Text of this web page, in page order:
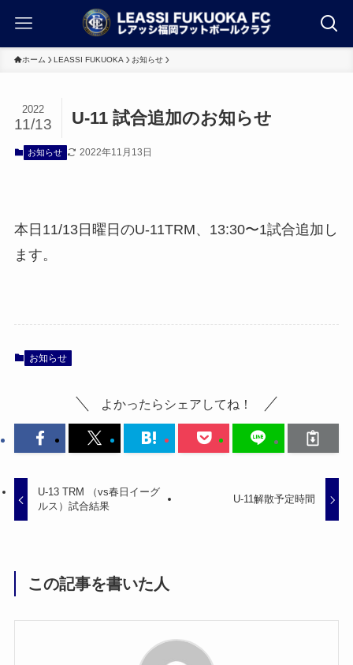
ホーム LEASSI FUKUOKA お知らせ
U-11 試合追加のお知らせ
2022
11/13
お知らせ 2022年11月13日
本日11/13日曜日のU-11TRM、13:30〜1試合追加し
ます。
お知らせ
よかったらシェアしてね！
U-13 TRM （vs春日イーグ
ルス）試合結果
U-11解散予定時間
この記事を書いた人